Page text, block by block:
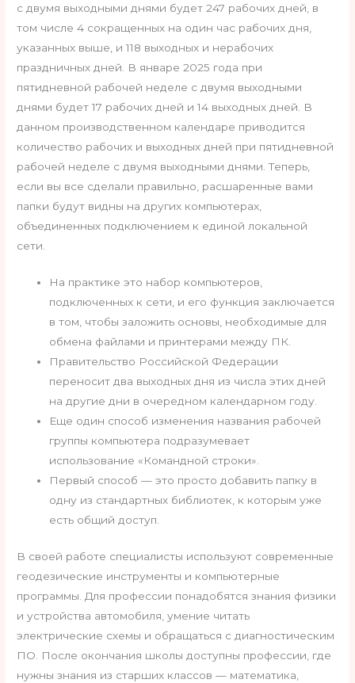
с двумя выходными днями будет 247 рабочих дней, в
том числе 4 сокращенных на один час рабочих дня,
указанных выше, и 118 выходных и нерабочих
праздничных дней. В январе 2025 года при
пятидневной рабочей неделе с двумя выходными
днями будет 17 рабочих дней и 14 выходных дней. В
данном производственном календаре приводится
количество рабочих и выходных дней при пятидневной
рабочей неделе с двумя выходными днями. Теперь,
если вы все сделали правильно, расшаренные вами
папки будут видны на других компьютерах,
объединенных подключением к единой локальной
сети.
На практике это набор компьютеров,
подключенных к сети, и его функция заключается
в том, чтобы заложить основы, необходимые для
обмена файлами и принтерами между ПК.
Правительство Российской Федерации
переносит два выходных дня из числа этих дней
на другие дни в очередном календарном году.
Еще один способ изменения названия рабочей
группы компьютера подразумевает
использование «Командной строки».
Первый способ — это просто добавить папку в
одну из стандартных библиотек, к которым уже
есть общий доступ.
В своей работе специалисты используют современные
геодезические инструменты и компьютерные
программы. Для профессии понадобятся знания физики
и устройства автомобиля, умение читать
электрические схемы и обращаться с диагностическим
ПО. После окончания школы доступны профессии, где
нужны знания из старших классов — математика,